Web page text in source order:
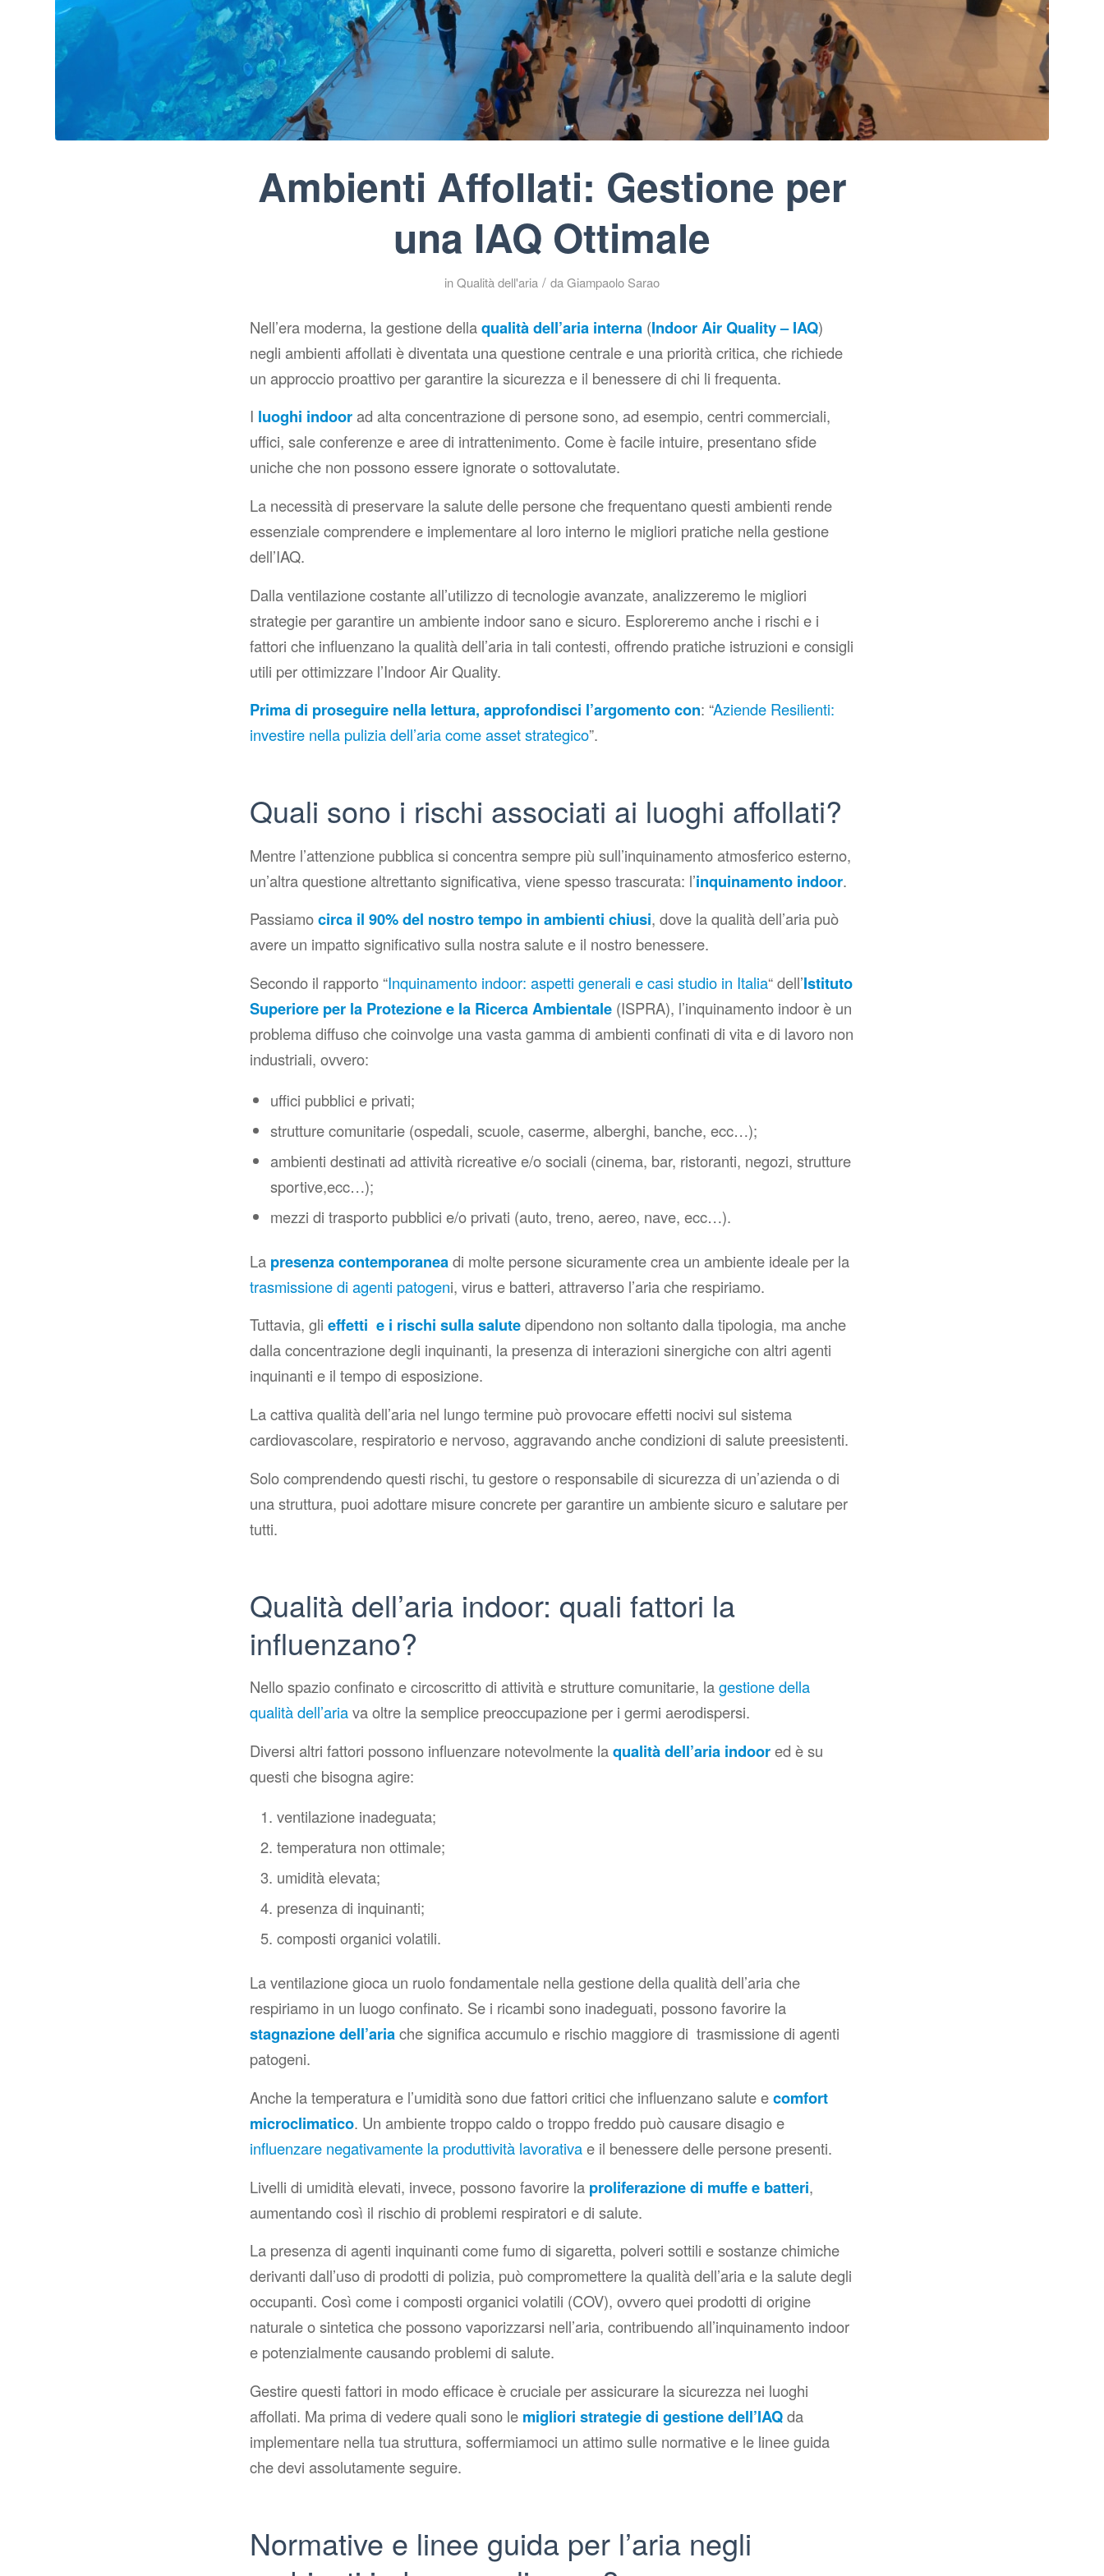
Ambienti Affollati: Gestione per
una IAQ Ottimale
inQualità dell'aria / daGiampaolo Sarao
Nell’era moderna, la gestione dellaqualità dell’aria interna (Indoor Air Quality – IAQ)
negli ambienti affollati è diventata una questione centrale e una priorità critica, che richiede
un approccio proattivo per garantire la sicurezza e il benessere di chi li frequenta.
I luoghi indoorad alta concentrazione di persone sono, ad esempio, centri commerciali,
uffici, sale conferenze e aree di intrattenimento. Come è facile intuire, presentano sfide
uniche che non possono essere ignorate o sottovalutate.
La necessità di preservare la salute delle persone che frequentano questi ambienti rende
essenziale comprendere e implementare al loro interno le migliori pratiche nella gestione
dell’IAQ.
Dalla ventilazione costante all’utilizzo di tecnologie avanzate, analizzeremo le migliori
strategie per garantire un ambiente indoor sano e sicuro. Esploreremo anche i rischi e i
fattori che influenzano la qualità dell’aria in tali contesti, offrendo pratiche istruzioni e consigli
utili per ottimizzare l’Indoor Air Quality.
Prima di proseguire nella lettura, approfondisci l’argomento con: “Aziende Resilienti:
investire nella pulizia dell’aria come asset strategico”.
Quali sono i rischi associati ai luoghi affollati?
Mentre l’attenzione pubblica si concentra sempre più sull’inquinamento atmosferico esterno,
un’altra questione altrettanto significativa, viene spesso trascurata: l’inquinamento indoor.
Passiamocirca il 90% del nostro tempo in ambienti chiusi, dove la qualità dell’aria può
avere un impatto significativo sulla nostra salute e il nostro benessere.
Secondo il rapporto “Inquinamento indoor: aspetti generali e casi studio in Italia“dell’Istituto
Superiore per la Protezione e la Ricerca Ambientale (ISPRA), l’inquinamento indoor è un
problema diffuso che coinvolge una vasta gamma di ambienti confinati di vita e di lavoro non
industriali, ovvero:
uffici pubblici e privati;
strutture comunitarie (ospedali, scuole, caserme, alberghi, banche, ecc…);
ambienti destinati ad attività ricreative e/o sociali (cinema, bar, ristoranti, negozi, strutture
sportive,ecc…);
mezzi di trasporto pubblici e/o privati (auto, treno, aereo, nave, ecc…).
La presenza contemporaneadi molte persone sicuramente crea un ambiente ideale per la
trasmissione di agenti patogeni, virus e batteri, attraverso l’aria che respiriamo.
Tuttavia, gli effetti e i rischi sulla salutedipendono non soltanto dalla tipologia, ma anche
dalla concentrazione degli inquinanti, la presenza di interazioni sinergiche con altri agenti
inquinanti e il tempo di esposizione.
La cattiva qualità dell’aria nel lungo termine può provocare effetti nocivi sul sistema
cardiovascolare, respiratorio e nervoso, aggravando anche condizioni di salute preesistenti.
Solo comprendendo questi rischi, tu gestore o responsabile di sicurezza di un’azienda o di
una struttura, puoi adottare misure concrete per garantire un ambiente sicuro e salutare per
tutti.
Qualità dell’aria indoor: quali fattori la
influenzano?
Nello spazio confinato e circoscritto di attività e strutture comunitarie, lagestione della
qualità dell’ariava oltre la semplice preoccupazione per i germi aerodispersi.
Diversi altri fattori possono influenzare notevolmente laqualità dell’aria indoored è su
questi che bisogna agire:
ventilazione inadeguata;
temperatura non ottimale;
umidità elevata;
presenza di inquinanti;
composti organici volatili.
La ventilazione gioca un ruolo fondamentale nella gestione della qualità dell’aria che
respiriamo in un luogo confinato. Se i ricambi sono inadeguati, possono favorire la
stagnazione dell’ariache significa accumulo e rischio maggiore di trasmissione di agenti
patogeni.
Anche la temperatura e l’umidità sono due fattori critici che influenzano salute ecomfort
microclimatico. Un ambiente troppo caldo o troppo freddo può causare disagio e
influenzare negativamente la produttività lavorativae il benessere delle persone presenti.
Livelli di umidità elevati, invece, possono favorire la proliferazione di muffee batteri,
aumentando così il rischio di problemi respiratori e di salute.
La presenza di agenti inquinanti come fumo di sigaretta, polveri sottili e sostanze chimiche
derivanti dall’uso di prodotti di polizia, può compromettere la qualità dell’aria e la salute degli
occupanti. Così come i composti organici volatili (COV), ovvero quei prodotti di origine
naturale o sintetica che possono vaporizzarsi nell’aria, contribuendo all’inquinamento indoor
e potenzialmente causando problemi di salute.
Gestire questi fattori in modo efficace è cruciale per assicurare la sicurezza nei luoghi
affollati. Ma prima di vedere quali sono le migliori strategie di gestione dell’IAQda
implementare nella tua struttura, soffermiamoci un attimo sulle normative e le linee guida
che devi assolutamente seguire.
Normative e linee guida per l’aria negli